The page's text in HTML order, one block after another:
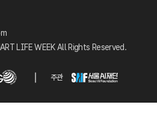
LIFE WEEK All Rights Reserved.
주관